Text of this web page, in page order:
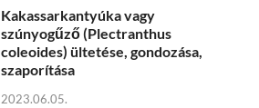
Kakassarkantyúka vagy
szúnyogűző (Plectranthus
coleoides) ültetése, gondozása,
szaporítása
2023.06.05.